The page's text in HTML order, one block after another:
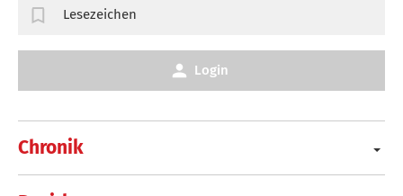
Chronik
Lesezeichen
Login